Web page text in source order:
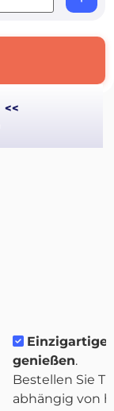
<<
Einzigartige
genießen.
Bestellen Sie
abhängig von